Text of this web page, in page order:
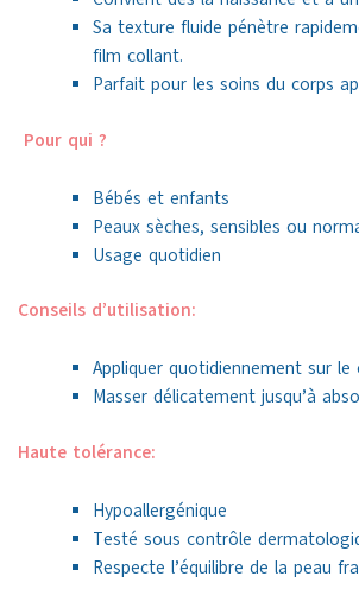
Sa texture fluide pénètre
film collant.
Parfait pour les soins du corps
Pour qui ?
Bébés et enfants
Peaux sèches, sensibles ou
Usage quotidien
Conseils d’utilisation:
Appliquer quotidiennement sur
Masser délicatement jusqu’à
Haute tolérance:
Hypoallergénique
Testé sous contrôle
Respecte l’équilibre de la peau